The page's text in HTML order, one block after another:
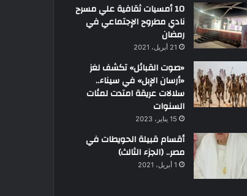
10 أمسيات ثقافية علي مسرح
نادي مطروح الإجتماعي في
رمضان
21 أبريل، 2021
«صوت القبائل» تكشف لغز
«أرسان الإبل» في سيناء..
سلالات عريقة امتدت لمئات
السنوات
15 يناير، 2023
أقسام قبيلة الحويطات في
مصر.. (الجزء الثالث)
1 أبريل، 2021